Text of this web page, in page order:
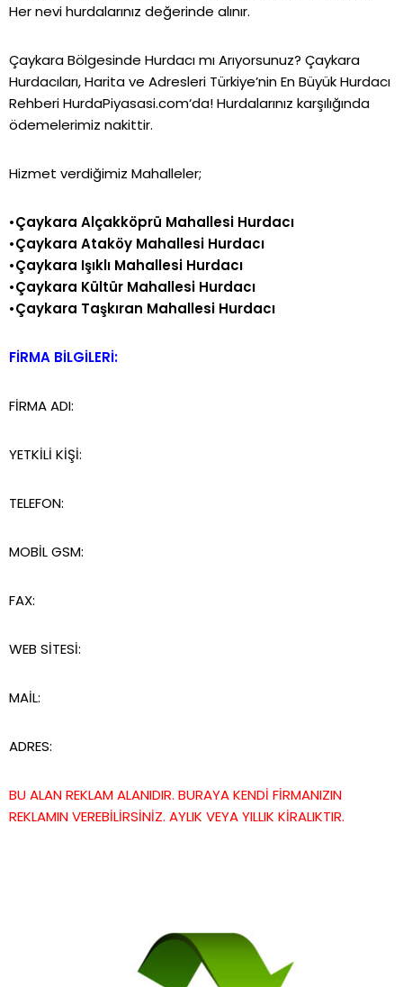
Her nevi hurdalarınız değerinde alınır.
Çaykara Bölgesinde Hurdacı mı Arıyorsunuz? Çaykara
Hurdacıları, Harita ve Adresleri Türkiye’nin En Büyük Hurdacı
RehberiHurdaPiyasasi.com‘da! Hurdalarınız karşılığında
ödemelerimiz nakittir.
Hizmet verdiğimiz Mahalleler;
•Çaykara Alçakköprü Mahallesi Hurdacı
•Çaykara Ataköy Mahallesi Hurdacı
•Çaykara Işıklı Mahallesi Hurdacı
•Çaykara Kültür Mahallesi Hurdacı
•Çaykara Taşkıran Mahallesi Hurdacı
FİRMA BİLGİLERİ:
FİRMA ADI:
YETKİLİ KİŞİ:
TELEFON:
MOBİL GSM:
FAX:
WEB SİTESİ:
MAİL:
ADRES:
BU ALAN REKLAM ALANIDIR. BURAYA KENDİ FİRMANIZIN
REKLAMIN VEREBİLİRSİNİZ. AYLIK VEYA YILLIK KİRALIKTIR.